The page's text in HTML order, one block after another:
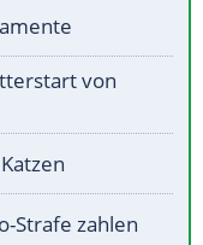
von
Strafe zahlen